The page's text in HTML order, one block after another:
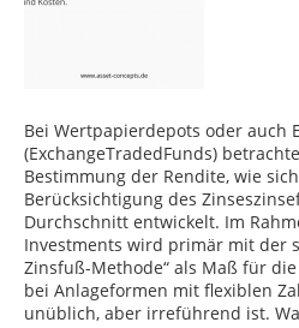
Bei Wertpapierdepots oder auch
(ExchangeTradedFunds)
Bestimmung der Rendite, wie
Berücksichtigung des
Durchschnitt entwickelt. Im
Investments wird primär mit der
Zinsfuß-Methode“ als Maß für
bei Anlageformen mit flexiblen
unüblich, aber irreführend ist.